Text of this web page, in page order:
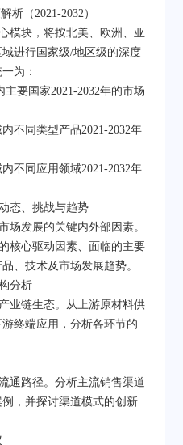
析（2021-2032）
模块，将按北美、欧洲、亚
进行国家级/地区级的深度
为：
要国家2021-2032年的市场
不同类型产品2021-2032年
不同应用领域2021-2032年
态、挑战与趋势
场发展的关键内外部因素。
核心驱动因素、面临的主要
、技术及市场发展趋势。
分析
业链生态。从上游原材料供
终端应用，分析各环节的
通路径。分析主流销售渠道
，并探讨渠道模式的创新